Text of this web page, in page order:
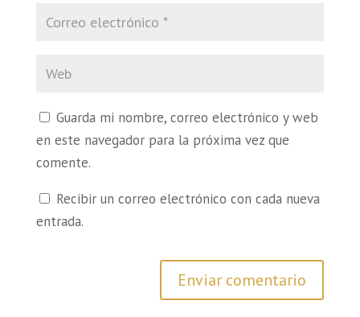
Guarda mi nombre, correo electrónico y web
en este navegador para la próxima vez que
comente.
Recibir un correo electrónico con cada nueva
entrada.